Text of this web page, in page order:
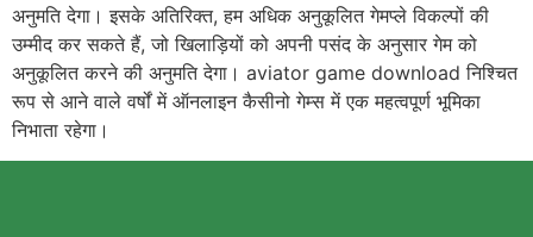
अनुमति देगा। इसके अतिरिक्त, हम अधिक अनुकूलित गेमप्ले विकल्पों की
उम्मीद कर सकते हैं, जो खिलाड़ियों को अपनी पसंद के अनुसार गेम को
अनुकूलित करने की अनुमति देगा। aviator game download निश्चित
रूप से आने वाले वर्षों में ऑनलाइन कैसीनो गेम्स में एक महत्वपूर्ण भूमिका
निभाता रहेगा।